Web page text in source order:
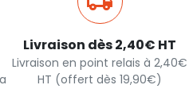
Livraison dès 2,40€ HT
Livraison en point relais à 2,40€
HT (offert dès 19,90€)